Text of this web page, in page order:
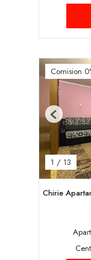
Comision
1 / 13
Previous
Chirie